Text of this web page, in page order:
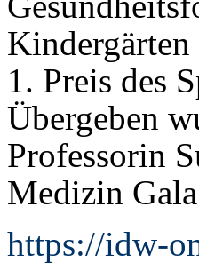
1. Preis des
Übergeben
Professorin
Medizin
https://idw-